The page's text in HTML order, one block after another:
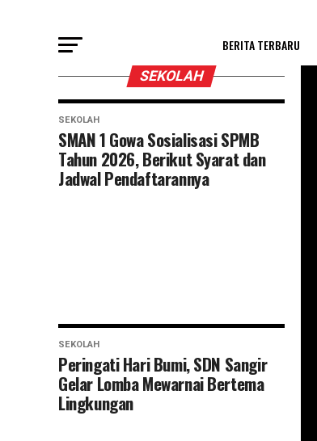
BERITA TERBARU
SEKOLAH
SEKOLAH
SMAN 1 Gowa Sosialisasi SPMB
Tahun 2026, Berikut Syarat dan
Jadwal Pendaftarannya
SEKOLAH
Peringati Hari Bumi, SDN Sangir
Gelar Lomba Mewarnai Bertema
Lingkungan